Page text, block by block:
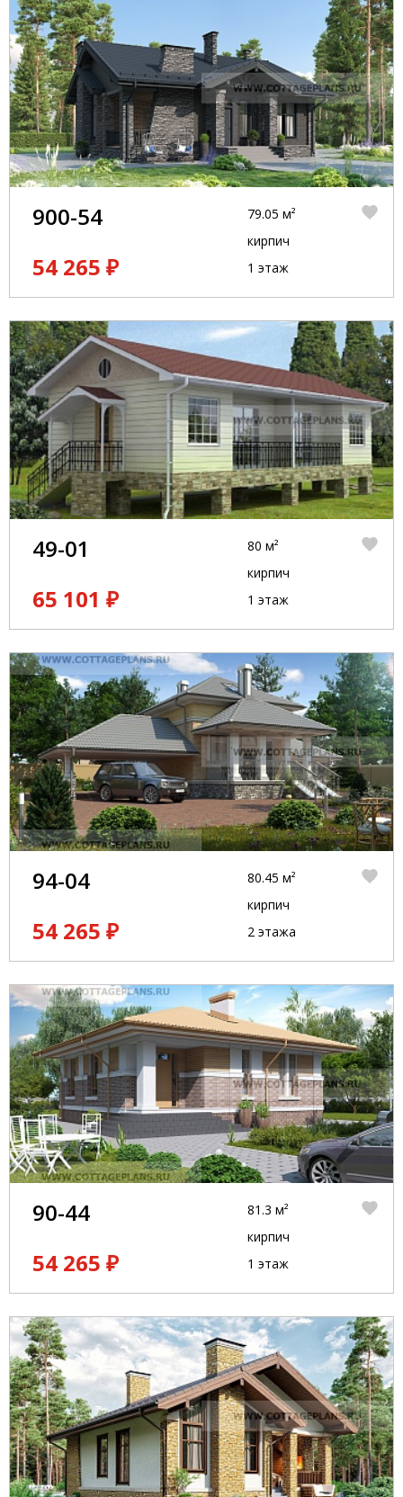
900-54
54 265 ₽
79.05 м²
кирпич
1 этаж
49-01
65 101 ₽
80 м²
кирпич
1 этаж
94-04
54 265 ₽
80.45 м²
кирпич
2 этажа
90-44
54 265 ₽
81.3 м²
кирпич
1 этаж